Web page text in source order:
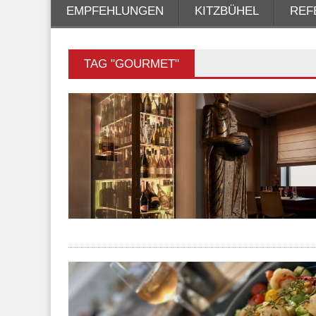
EMPFEHLUNGEN KITZBÜHEL
TAG "GOURMET"